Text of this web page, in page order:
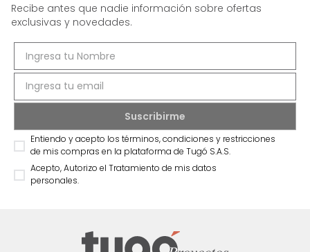
Recibe antes que nadie información sobre ofertas
exclusivas y novedades.
Entiendo y acepto los términos, condiciones y restricciones
de mis compras en la plataforma de Tugó S.A.S.
Acepto, Autorizo el Tratamiento de mis datos
personales.